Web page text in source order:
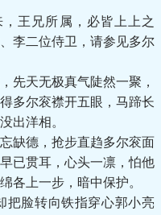
王兄所属，必皆上上之
李二位侍卫，请参见多尔
天无极真气陡然一聚，
多尔衮襟开五眼，马蹄长
出洋相。
德，抢步直趋多尔衮面
已贯耳，心头一凛，怕他
各上一步，暗中保护。
脸转向铁指穿心郭小亮